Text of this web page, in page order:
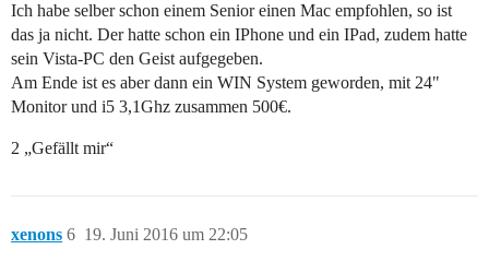
Ich habe selber schon einem Senior einen Mac empfohlen, so ist
das ja nicht. Der hatte schon ein IPhone und ein IPad, zudem hatte
sein Vista-PC den Geist aufgegeben.
Am Ende ist es aber dann ein WIN System geworden, mit 24"
Monitor und i5 3,1Ghz zusammen 500€.
2 „Gefällt mir“
xenons 19. Juni 2016 um 22:05
6